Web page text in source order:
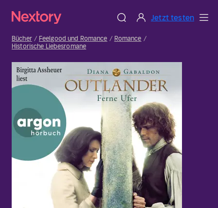
Jetzt testen
Bücher Feelgood und Romance
Romance
Historische Liebesromane